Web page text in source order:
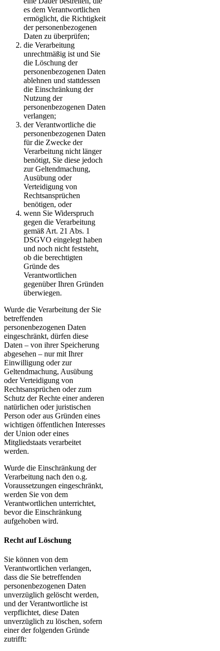
es dem Verantwortlichen
ermöglicht, die Richtigkeit
der personenbezogenen
Daten zu überprüfen;
die Verarbeitung
unrechtmäßig ist und Sie
die Löschung der
personenbezogenen Daten
ablehnen und stattdessen
die Einschränkung der
Nutzung der
personenbezogenen Daten
verlangen;
der Verantwortliche die
personenbezogenen Daten
für die Zwecke der
Verarbeitung nicht länger
benötigt, Sie diese jedoch
zur Geltendmachung,
Ausübung oder
Verteidigung von
Rechtsansprüchen
benötigen, oder
wenn Sie Widerspruch
gegen die Verarbeitung
gemäß Art. 21 Abs. 1
DSGVO eingelegt haben
und noch nicht feststeht,
ob die berechtigten
Gründe des
Verantwortlichen
gegenüber Ihren Gründen
überwiegen.
Wurde die Verarbeitung der Sie
betreffenden
personenbezogenen Daten
eingeschränkt, dürfen diese
Daten – von ihrer Speicherung
abgesehen – nur mit Ihrer
Einwilligung oder zur
Geltendmachung, Ausübung
oder Verteidigung von
Rechtsansprüchen oder zum
Schutz der Rechte einer anderen
natürlichen oder juristischen
Person oder aus Gründen eines
wichtigen öffentlichen Interesses
der Union oder eines
Mitgliedstaats verarbeitet
werden.
Wurde die Einschränkung der
Verarbeitung nach den o.g.
Voraussetzungen eingeschränkt,
werden Sie von dem
Verantwortlichen unterrichtet,
bevor die Einschränkung
aufgehoben wird.
Recht auf Löschung
Sie können von dem
Verantwortlichen verlangen,
dass die Sie betreffenden
personenbezogenen Daten
unverzüglich gelöscht werden,
und der Verantwortliche ist
verpflichtet, diese Daten
unverzüglich zu löschen, sofern
einer der folgenden Gründe
zutrifft: